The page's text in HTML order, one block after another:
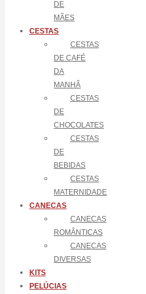
DE
MÃES
CESTAS
CESTAS
DE CAFÉ
DA
MANHÃ
CESTAS
DE
CHOCOLATES
CESTAS
DE
BEBIDAS
CESTAS
MATERNIDADE
CANECAS
CANECAS
ROMÂNTICAS
CANECAS
DIVERSAS
KITS
PELÚCIAS